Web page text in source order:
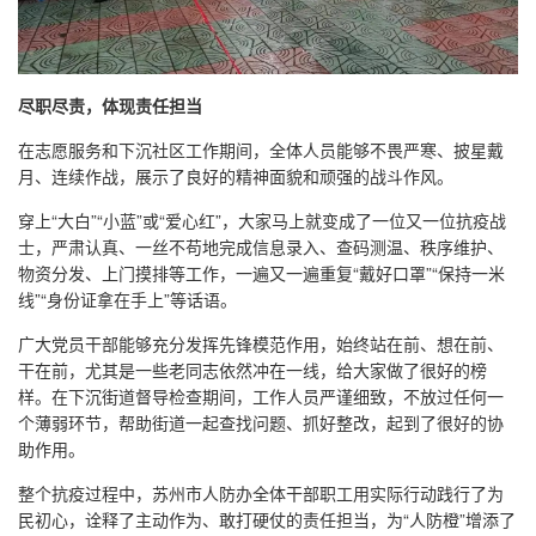
尽职尽责，体现责任担当
在志愿服务和下沉社区工作期间，全体人员能够不畏严寒、披星戴
月、连续作战，展示了良好的精神面貌和顽强的战斗作风。
穿上“大白”“小蓝”或“爱心红”，大家马上就变成了一位又一位抗疫战
士，严肃认真、一丝不苟地完成信息录入、查码测温、秩序维护、
物资分发、上门摸排等工作，一遍又一遍重复“戴好口罩”“保持一米
线”“身份证拿在手上”等话语。
广大党员干部能够充分发挥先锋模范作用，始终站在前、想在前、
干在前，尤其是一些老同志依然冲在一线，给大家做了很好的榜
样。在下沉街道督导检查期间，工作人员严谨细致，不放过任何一
个薄弱环节，帮助街道一起查找问题、抓好整改，起到了很好的协
助作用。
整个抗疫过程中，苏州市人防办全体干部职工用实际行动践行了为
民初心，诠释了主动作为、敢打硬仗的责任担当，为“人防橙”增添了